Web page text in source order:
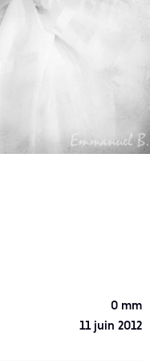
0 mm
11 juin 2012